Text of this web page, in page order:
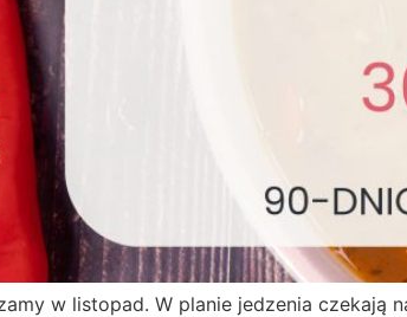
w listopad. W planie jedzenia czekają